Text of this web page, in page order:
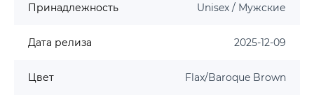
Принадлежность Unisex / Мужские
Дата релиза 2025-12-09
Цвет Flax/Baroque Brown